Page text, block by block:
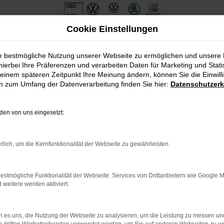
bestimmter Seiten verhindern. Funktioniert die Seite in
dem neuesten Stand sind.
kann auch dazu führen, dass bestimmte Funktionen nicht
Cookie Einstellungen
bestmögliche Nutzung unserer Webseite zu ermöglichen und unsere
Ihre Präferenzen und verarbeiten Daten für Marketing und
späteren Zeitpunkt Ihre Meinung ändern, können Sie die
zum Umfang der Datenverarbeitung finden Sie hier:
von uns eingesetzt:
um die Kernfunktionalität der Webseite zu gewährleisten.
Funktionalität der Webseite. Services von Drittanbietern wie Google
weitere werden aktiviert.
es uns, die Nutzung der Webseite zu analysieren, um die Leistung zu messen